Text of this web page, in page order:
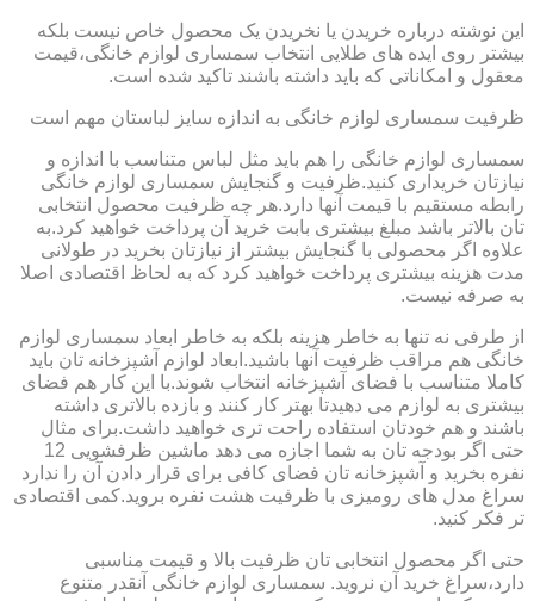
این نوشته درباره خریدن یا نخریدن یک محصول خاص نیست بلکه
بیشتر روی ایده های طلایی انتخاب سمساری لوازم خانگی،قیمت
معقول و امکاناتی که باید داشته باشند تاکید شده است.
ظرفیت سمساری لوازم خانگی به اندازه سایز لباستان مهم است
سمساری لوازم خانگی را هم باید مثل لباس متناسب با اندازه و
نیازتان خریداری کنید.ظرفیت و گنجایش سمساری لوازم خانگی
رابطه مستقیم با قیمت آنها دارد.هر چه ظرفیت محصول انتخابی
تان بالاتر باشد مبلغ بیشتری بابت خرید آن پرداخت خواهید کرد.به
علاوه اگر محصولی با گنجایش بیشتر از نیازتان بخرید در طولانی
مدت هزینه بیشتری پرداخت خواهید کرد که به لحاظ اقتصادی اصلا
به صرفه نیست.
از طرفی نه تنها به خاطر هزینه بلکه به خاطر ابعاد سمساری لوازم
خانگی هم مراقب ظرفیت آنها باشید.ابعاد لوازم آشپزخانه تان باید
کاملا متناسب با فضای آشپزخانه انتخاب شوند.با این کار هم فضای
بیشتری به لوازم می دهیدتا بهتر کار کنند و بازده بالاتری داشته
باشند و هم خودتان استفاده راحت تری خواهید داشت.برای مثال
حتی اگر بودجه تان به شما اجازه می دهد ماشین ظرفشویی 12
نفره بخرید و آشپزخانه تان فضای کافی برای قرار دادن آن را ندارد
سراغ مدل های رومیزی با ظرفیت هشت نفره بروید.کمی اقتصادی
تر فکر کنید.
حتی اگر محصول انتخابی تان ظرفیت بالا و قیمت مناسبی
دارد،سراغ خرید آن نروید. سمساری لوازم خانگی آنقدر متنوع